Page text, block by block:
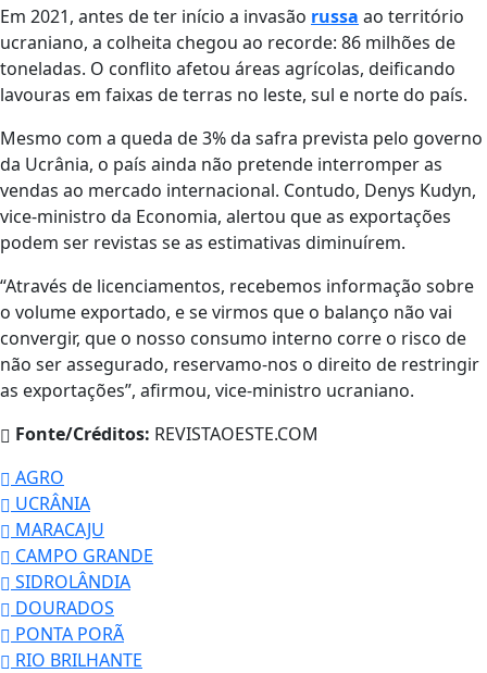
Em 2021, antes de ter início a invasão russa ao território
ucraniano, a colheita chegou ao recorde: 86 milhões de
toneladas. O conflito afetou áreas agrícolas, deificando
lavouras em faixas de terras no leste, sul e norte do país.
Mesmo com a queda de 3% da safra prevista pelo governo
da Ucrânia, o país ainda não pretende interromper as
vendas ao mercado internacional. Contudo, Denys Kudyn,
vice-ministro da Economia, alertou que as exportações
podem ser revistas se as estimativas diminuírem.
“Através de licenciamentos, recebemos informação sobre
o volume exportado, e se virmos que o balanço não vai
convergir, que o nosso consumo interno corre o risco de
não ser assegurado, reservamo-nos o direito de restringir
as exportações”, afirmou, vice-ministro ucraniano.
Fonte/Créditos: REVISTAOESTE.COM
AGRO
UCRÂNIA
MARACAJU
CAMPO GRANDE
SIDROLÂNDIA
DOURADOS
PONTA PORÃ
RIO BRILHANTE